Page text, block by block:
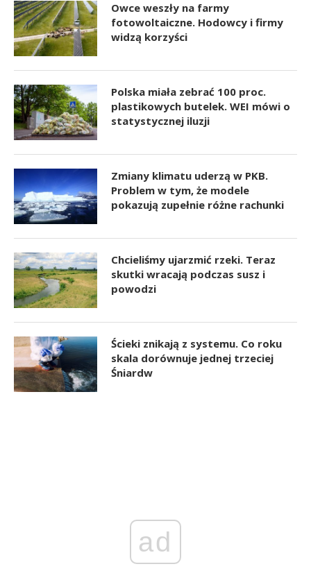
Owce weszły na farmy
fotowoltaiczne. Hodowcy i firmy
widzą korzyści
Polska miała zebrać 100 proc.
plastikowych butelek. WEI mówi o
statystycznej iluzji
Zmiany klimatu uderzą w PKB.
Problem w tym, że modele
pokazują zupełnie różne rachunki
Chcieliśmy ujarzmić rzeki. Teraz
skutki wracają podczas susz i
powodzi
Ścieki znikają z systemu. Co roku
skala dorównuje jednej trzeciej
Śniardw
ad